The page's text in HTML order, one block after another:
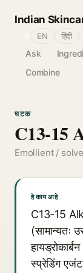
Indian
Ask
Combine
EN हिंदी
घटक
C13-15
Emollient /
हे काय आहे
C13-15
(सामान्यतः
स्प्रेडिंग